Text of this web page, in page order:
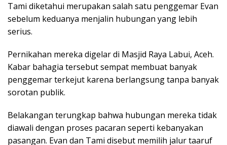
Tami diketahui merupakan salah satu penggemar Evan
sebelum keduanya menjalin hubungan yang lebih
serius.
Pernikahan mereka digelar di Masjid Raya Labui, Aceh.
Kabar bahagia tersebut sempat membuat banyak
penggemar terkejut karena berlangsung tanpa banyak
sorotan publik.
Belakangan terungkap bahwa hubungan mereka tidak
diawali dengan proses pacaran seperti kebanyakan
pasangan. Evan dan Tami disebut memilih jalur taaruf